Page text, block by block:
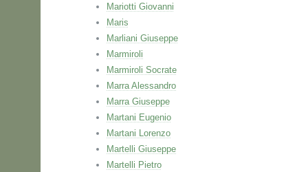
Mariotti Giovanni
Maris
Marliani Giuseppe
Marmiroli
Marmiroli Socrate
Marra Alessandro
Marra Giuseppe
Martani Eugenio
Martani Lorenzo
Martelli Giuseppe
Martelli Pietro